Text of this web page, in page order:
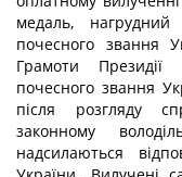
медаль,
почесного звання
Грамоти Президії
почесного звання
після розгляду
законному
надсилаються